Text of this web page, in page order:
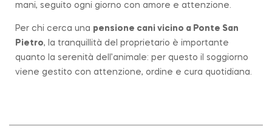
mani, seguito ogni giorno con amore e attenzione.
Per chi cerca una pensione cani vicino a Ponte San
Pietro, la tranquillità del proprietario è importante
quanto la serenità dell’animale: per questo il soggiorno
viene gestito con attenzione, ordine e cura quotidiana.